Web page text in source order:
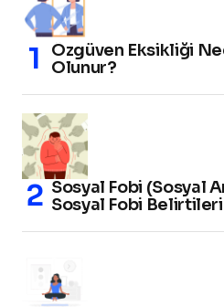
Özgüven Eksikliği
Olunur?
Sosyal Fobi (Sosyal
Sosyal Fobi